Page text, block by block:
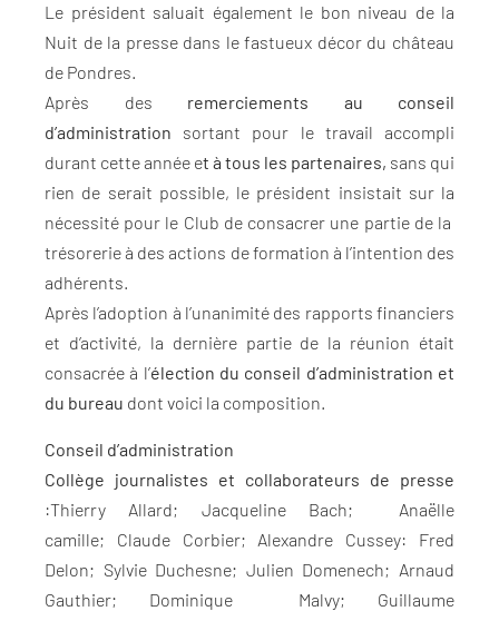
Le président saluait également le bon niveau de la
Nuit de la presse dans le fastueux décor du château
de Pondres.
Après des remerciements au conseil
d’administration sortant pour le travail accompli
durant cette année et à tous les partenaires, sans qui
rien de serait possible, le président insistait sur la
nécessité pour le Club de consacrer une partie de la
trésorerie à des actions de formation à l’intention des
adhérents.
Après l’adoption à l’unanimité des rapports financiers
et d’activité, la dernière partie de la réunion était
consacrée à l’élection du conseil d’administration et
du bureau dont voici la composition.
Conseil d’administration
Collège journalistes et collaborateurs de presse
:Thierry Allard; Jacqueline Bach; Anaëlle
camille; Claude Corbier; Alexandre Cussey: Fred
Delon; Sylvie Duchesne; Julien Domenech; Arnaud
Gauthier; Dominique Malvy; Guillaume